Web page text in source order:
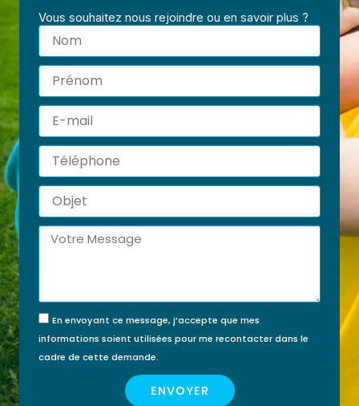
Vous souhaitez nous rejoindre ou en savoir plus ?
Nom
Prénom
E-
mail
Téléphone
Objet
Message
En envoyant ce message, j’accepte que mes
informations soient utilisées pour me recontacter dans le
cadre de cette demande.
ENVOYER